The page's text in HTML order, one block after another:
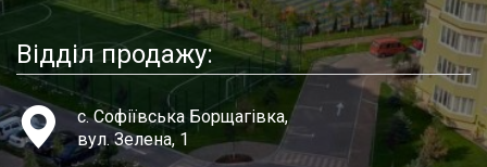
Відділ продажу:
с. Софіївська Борщагівка,
вул. Зелена, 1